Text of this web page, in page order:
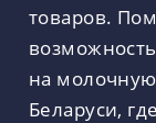
товаров.
на
Беларуси,